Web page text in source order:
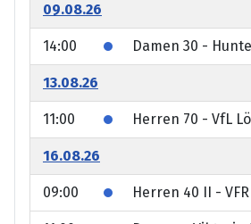
09.08.26
14:00 Damen 30 -
13.08.26
11:00 Herren 70 - VfL
16.08.26
09:00 Herren 40 II -